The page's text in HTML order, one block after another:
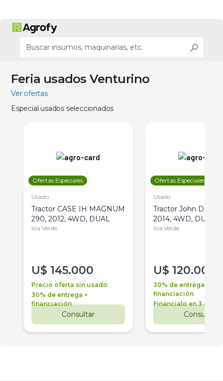
Feria usados Venturino
Ver ofertas
Especial usados seleccionados
Ofertas Especiales
Usado
Tractor CASE IH MAGNUM
290, 2012, 4WD, DUAL
Isla Verde
U$ 145.000
Precio oferta sin usado
30% de entrega +
financiación
Consultar
Ofertas Especiales
Usado
Tractor John Deere
2014, 4WD, DUAL
Isla Verde
U$ 120.000
30% de entrega +
financiación
Financialo en 3 años
Consultar